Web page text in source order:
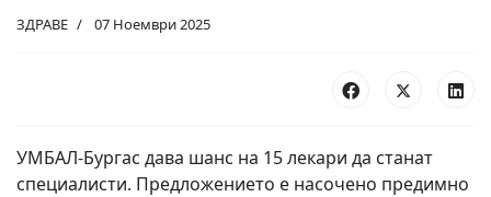
ЗДРАВЕ 07 Ноември 2025
УМБАЛ-Бургас дава шанс на 15 лекари да станат
специалисти. Предложението е насочено предимно